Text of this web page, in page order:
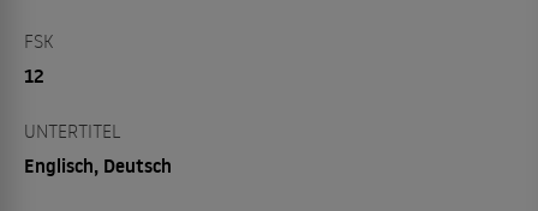
FSK
12
UNTERTITEL
Englisch, Deutsch